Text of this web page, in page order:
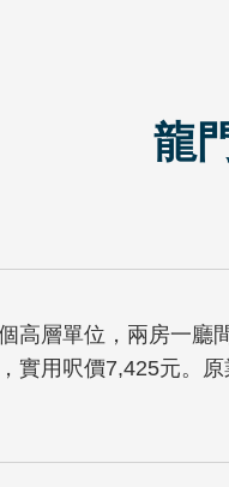
龍
高層單位，兩房一廳
實用呎價7,425元。